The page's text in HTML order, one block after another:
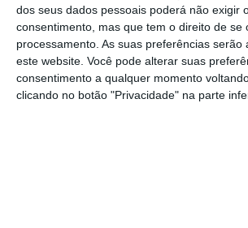
dos seus dados pessoais poderá não exigir
consentimento, mas que tem o direito de se
processamento. As suas preferências serão
este website. Você pode alterar suas
consentimento a qualquer momento
clicando no botão "Privacidade" na parte
De que forma? Assine o ECO
tenha acesso a notícias
opinião que conta, às
especiais que mostram o